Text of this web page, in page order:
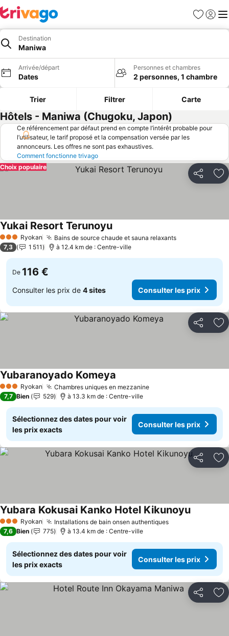
Favoris
Se
Destination
Maniwa
Arrivée/départ
Dates
Personnes et chambres
2 personnes, 1 chambre
Trier Filtrer Carte
Hôtels - Maniwa (Chugoku, Japon)
Ce référencement par défaut prend en compte l’intérêt probable pour
l’utilisateur, le tarif proposé et la compensation versée par les
annonceurs. Les offres ne sont pas exhaustives.
Comment fonctionne trivago
Partager
Choix populaire
3 ÉtoilesRyokan Bains de source chaude et sauna relaxants
Yukai Resort Terunoyu
7,3 1 511 à 12.4 km de : Centre-ville
De 116 €
Consulter les prix de 4 sites Consulter les prix
Partager
3 ÉtoilesRyokan Chambres uniques en mezzanine
Yubaranoyado Komeya
7,7 Bien 529 à 13.3 km de : Centre-ville
Sélectionnez des dates pour voir
les prix exacts
Consulter les prix
Partager
3 ÉtoilesRyokan Installations de bain onsen authentiques
Yubara Kokusai Kanko Hotel Kikunoyu
7,6 Bien 775 à 13.4 km de : Centre-ville
Sélectionnez des dates pour voir
les prix exacts
Consulter les prix
Partager